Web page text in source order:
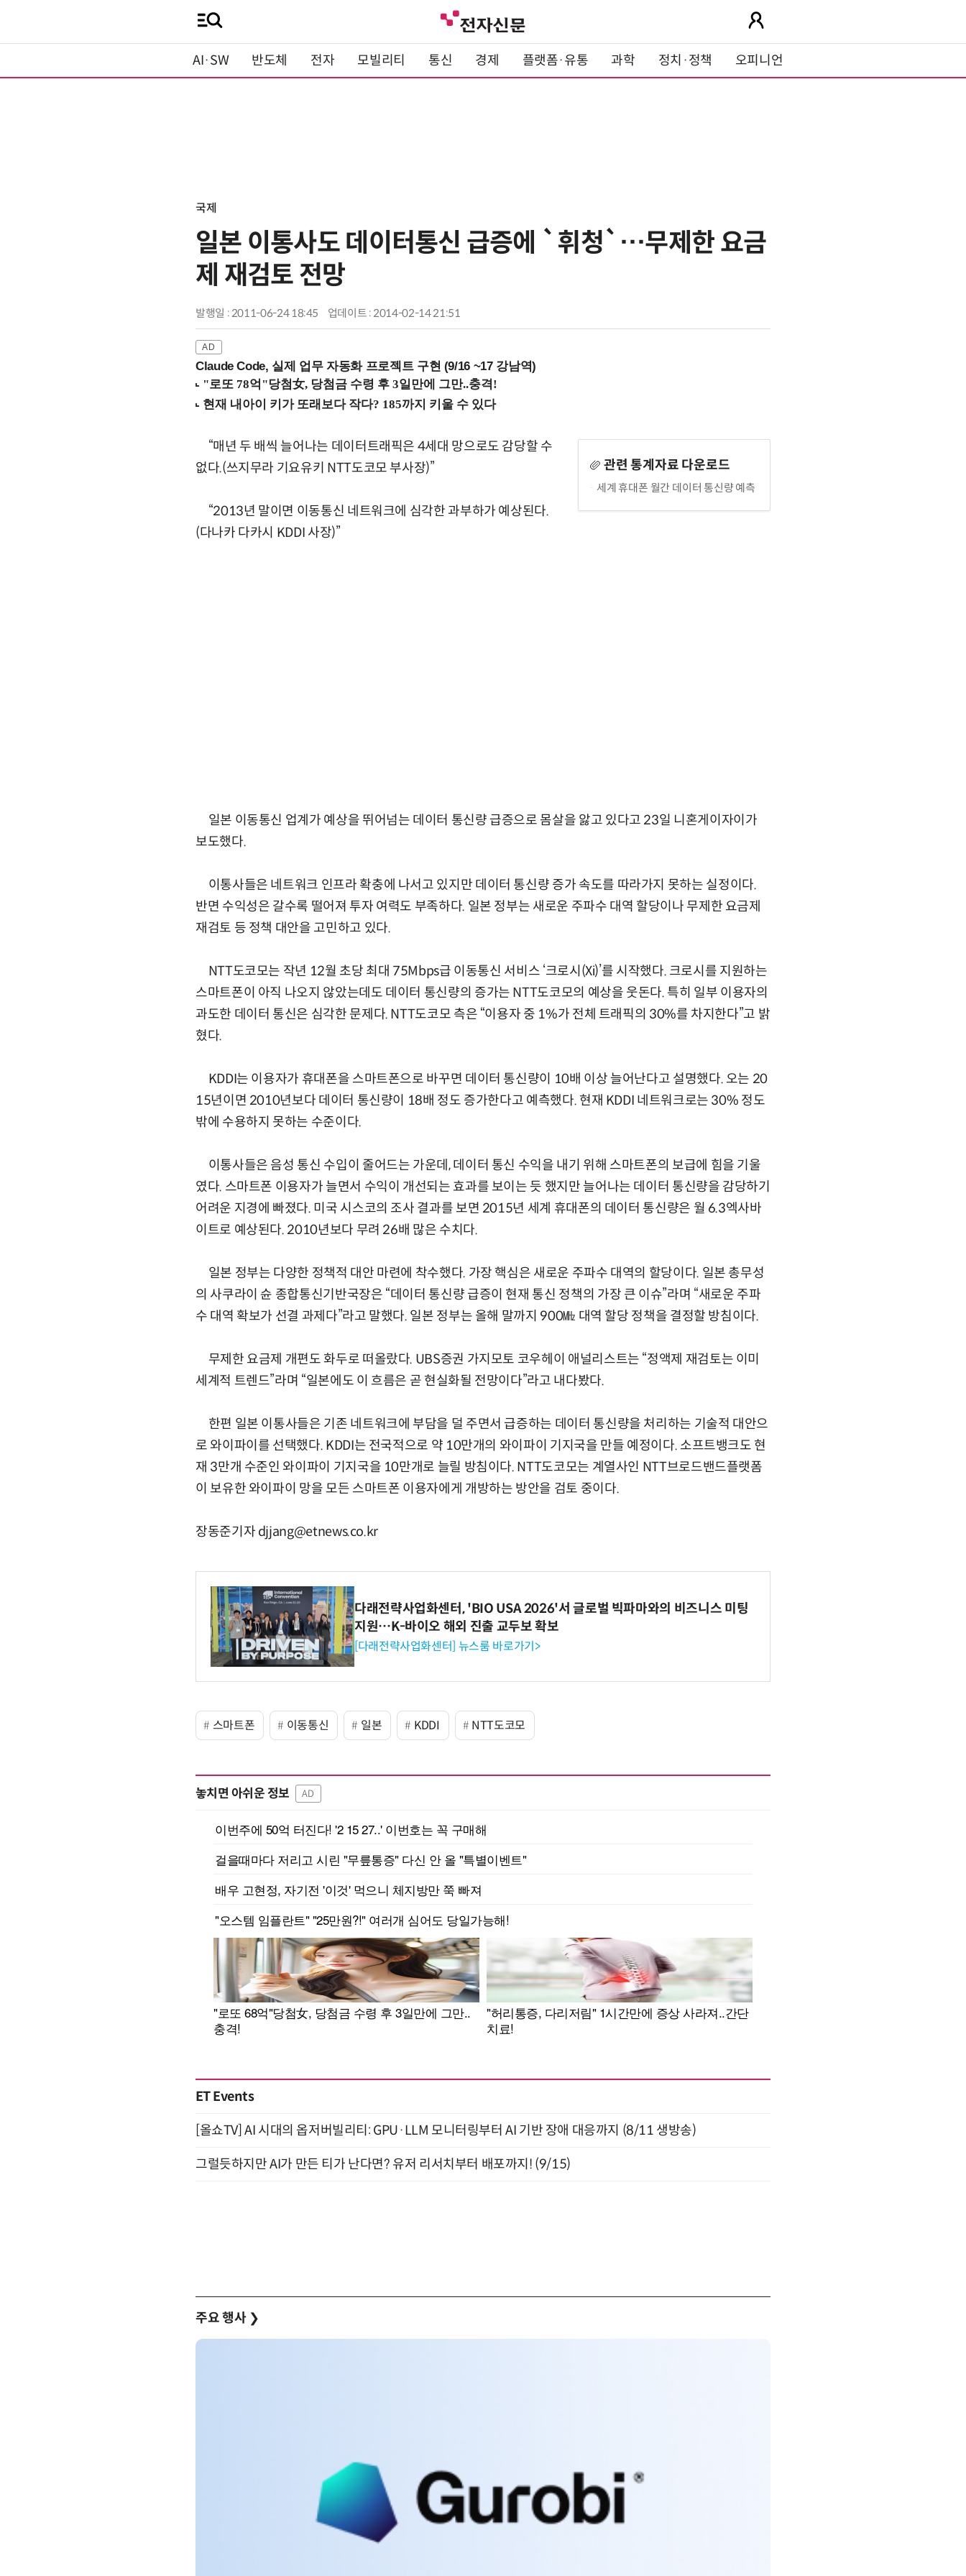
AI·SW 반도체 전자 모빌리티 통신 경제 플랫폼·유통 과학 정치·정책 오피니언
국제
일본 이통사도 데이터통신 급증에 `휘청`…무제한 요금
제 재검토 전망
발행일 : 2011-06-24 18:45 업데이트 : 2014-02-14 21:51
Claude Code, 실제 업무 자동화 프로젝트 구현 (9/16 ~17 강남역)
관련 통계자료 다운로드
세계 휴대폰 월간 데이터 통신량 예측
“매년 두 배씩 늘어나는 데이터트래픽은 4세대 망으로도 감당할 수
없다.(쓰지무라 기요유키 NTT도코모 부사장)”
“2013년 말이면 이동통신 네트워크에 심각한 과부하가 예상된다.
(다나카 다카시 KDDI 사장)”
일본 이동통신 업계가 예상을 뛰어넘는 데이터 통신량 급증으로 몸살을 앓고 있다고 23일 니혼게이자이가
보도했다.
이통사들은 네트워크 인프라 확충에 나서고 있지만 데이터 통신량 증가 속도를 따라가지 못하는 실정이다.
반면 수익성은 갈수록 떨어져 투자 여력도 부족하다. 일본 정부는 새로운 주파수 대역 할당이나 무제한 요금제
재검토 등 정책 대안을 고민하고 있다.
NTT도코모는 작년 12월 초당 최대 75Mbps급 이동통신 서비스 ‘크로시(Xi)’를 시작했다. 크로시를 지원하는
스마트폰이 아직 나오지 않았는데도 데이터 통신량의 증가는 NTT도코모의 예상을 웃돈다. 특히 일부 이용자의
과도한 데이터 통신은 심각한 문제다. NTT도코모 측은 “이용자 중 1%가 전체 트래픽의 30%를 차지한다”고 밝
혔다.
KDDI는 이용자가 휴대폰을 스마트폰으로 바꾸면 데이터 통신량이 10배 이상 늘어난다고 설명했다. 오는 20
15년이면 2010년보다 데이터 통신량이 18배 정도 증가한다고 예측했다. 현재 KDDI 네트워크로는 30% 정도
밖에 수용하지 못하는 수준이다.
이통사들은 음성 통신 수입이 줄어드는 가운데, 데이터 통신 수익을 내기 위해 스마트폰의 보급에 힘을 기울
였다. 스마트폰 이용자가 늘면서 수익이 개선되는 효과를 보이는 듯 했지만 늘어나는 데이터 통신량을 감당하기
어려운 지경에 빠졌다. 미국 시스코의 조사 결과를 보면 2015년 세계 휴대폰의 데이터 통신량은 월 6.3엑사바
이트로 예상된다. 2010년보다 무려 26배 많은 수치다.
일본 정부는 다양한 정책적 대안 마련에 착수했다. 가장 핵심은 새로운 주파수 대역의 할당이다. 일본 총무성
의 사쿠라이 슌 종합통신기반국장은 “데이터 통신량 급증이 현재 통신 정책의 가장 큰 이슈”라며 “새로운 주파
수 대역 확보가 선결 과제다”라고 말했다. 일본 정부는 올해 말까지 900㎒ 대역 할당 정책을 결정할 방침이다.
무제한 요금제 개편도 화두로 떠올랐다. UBS증권 가지모토 코우헤이 애널리스트는 “정액제 재검토는 이미
세계적 트렌드”라며 “일본에도 이 흐름은 곧 현실화될 전망이다”라고 내다봤다.
한편 일본 이통사들은 기존 네트워크에 부담을 덜 주면서 급증하는 데이터 통신량을 처리하는 기술적 대안으
로 와이파이를 선택했다. KDDI는 전국적으로 약 10만개의 와이파이 기지국을 만들 예정이다. 소프트뱅크도 현
재 3만개 수준인 와이파이 기지국을 10만개로 늘릴 방침이다. NTT도코모는 계열사인 NTT브로드밴드플랫폼
이 보유한 와이파이 망을 모든 스마트폰 이용자에게 개방하는 방안을 검토 중이다.
장동준기자 djjang@etnews.co.kr
다래전략사업화센터, 'BIO USA 2026'서 글로벌 빅파마와의 비즈니스 미팅
지원…K-바이오 해외 진출 교두보 확보
[다래전략사업화센터] 뉴스룸 바로가기>
스마트폰 이동통신 일본 KDDI NTT도코모
놓치면 아쉬운 정보 AD
ET Events
[올쇼TV] AI 시대의 옵저버빌리티: GPU·LLM 모니터링부터 AI 기반 장애 대응까지 (8/11 생방송)
그럴듯하지만 AI가 만든 티가 난다면? 유저 리서치부터 배포까지! (9/15)
주요 행사 ❯